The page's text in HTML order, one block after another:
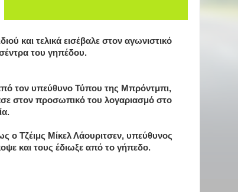
και τελικά εισέβαλε στον αγωνιστικό
του γηπέδου.
τον υπεύθυνο Τύπου της Μπρόντμπι,
στον προσωπικό του λογαριασμό στο
ο Τζέιμς Μίκελ Λάουριτσεν, υπεύθυνος
και τους έδιωξε από το γήπεδο.